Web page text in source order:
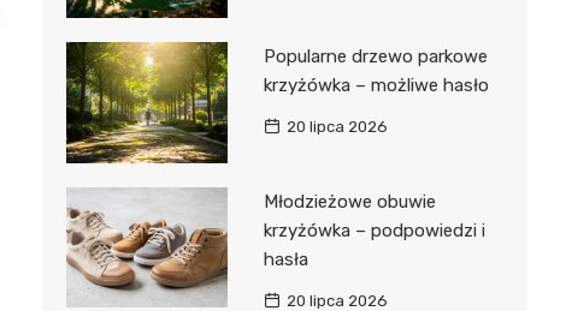
Popularne drzewo parkowe
krzyżówka – możliwe hasło
20 lipca 2026
Młodzieżowe obuwie
krzyżówka – podpowiedzi i
hasła
20 lipca 2026